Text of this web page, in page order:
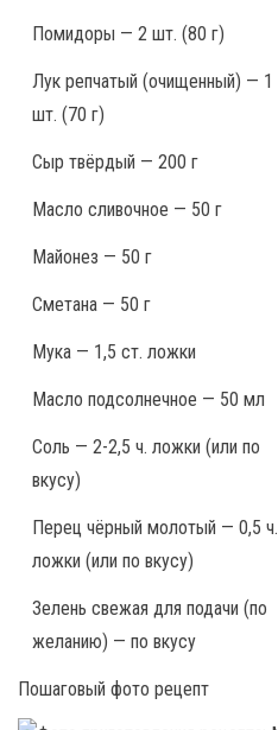
Помидоры — 2 шт. (80 г)
Лук репчатый (очищенный) — 1
шт. (70 г)
Сыр твёрдый — 200 г
Масло сливочное — 50 г
Майонез — 50 г
Сметана — 50 г
Мука — 1,5 ст. ложки
Масло подсолнечное — 50 мл
Соль — 2-2,5 ч. ложки (или по
вкусу)
Перец чёрный молотый — 0,5 ч.
ложки (или по вкусу)
Зелень свежая для подачи (по
желанию) — по вкусу
Пошаговый фото рецепт